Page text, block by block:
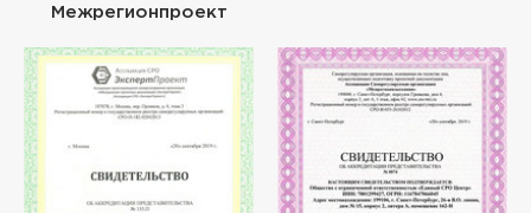
Межрегионпроект